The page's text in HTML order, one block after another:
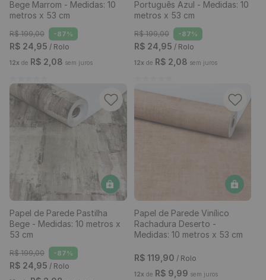
Bege Marrom - Medidas: 10
metros x 53 cm
R$ 199,00 -87%
R$ 24 95 / Rolo
12x de R$ 2 08 sem juros
Português Azul - Medidas: 10
metros x 53 cm
R$ 199,00 -87%
R$ 24 95 / Rolo
12x de R$ 2 08 sem juros
Papel de Parede Pastilha
Bege - Medidas: 10 metros x
53 cm
R$ 199,00 -87%
R$ 24,95 / Rolo
Papel de Parede Vinílico
Rachadura Deserto -
Medidas: 10 metros x 53 cm
R$ 119,90 / Rolo
12x de R$ 9,99 sem juros